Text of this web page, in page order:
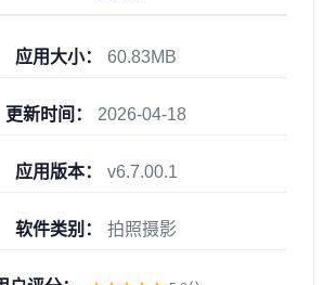
应用大小： 60.83MB
更新时间： 2026-04-18
应用版本： v6.7.00.1
软件类别： 拍照摄影